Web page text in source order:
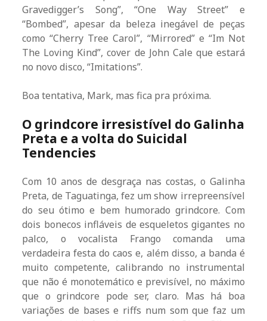
Gravedigger’s Song”, “One Way Street” e
“Bombed”, apesar da beleza inegável de peças
como “Cherry Tree Carol”, “Mirrored” e “Im Not
The Loving Kind”, cover de John Cale que estará
no novo disco, “Imitations”.
Boa tentativa, Mark, mas fica pra próxima.
O grindcore irresistível do Galinha
Preta e a volta do Suicidal
Tendencies
Com 10 anos de desgraça nas costas, o Galinha
Preta, de Taguatinga, fez um show irrepreensível
do seu ótimo e bem humorado grindcore. Com
dois bonecos infláveis de esqueletos gigantes no
palco, o vocalista Frango comanda uma
verdadeira festa do caos e, além disso, a banda é
muito competente, calibrando no instrumental
que não é monotemático e previsível, no máximo
que o grindcore pode ser, claro. Mas há boa
variações de bases e riffs num som que faz um